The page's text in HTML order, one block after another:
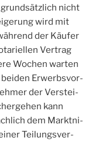
nicht
wird mit
der Käu­fer
Ver­trag
Wochen war­ten
Erwerbs­vor­
der Ver­stei­
kann
dem Markt­ni­
Tei­lungs­ver­